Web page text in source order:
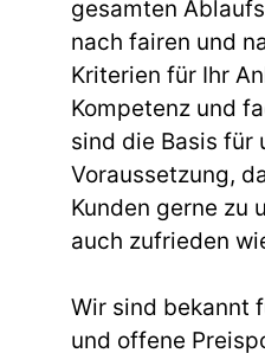
gesamten
nach fairen und
Kriterien für Ihr
Kompetenz und
sind die Basis für
Voraussetzung,
Kunden gerne zu
auch zufrieden
Wir sind bekannt
und offene